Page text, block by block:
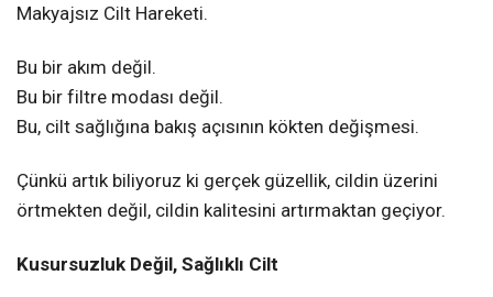
Makyajsız Cilt Hareketi.
Bu bir akım değil.
Bu bir filtre modası değil.
Bu, cilt sağlığına bakış açısının kökten değişmesi.
Çünkü artık biliyoruz ki gerçek güzellik, cildin üzerini
örtmekten değil, cildin kalitesini artırmaktan geçiyor.
Kusursuzluk Değil, Sağlıklı Cilt